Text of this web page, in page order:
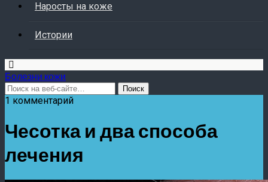
Наросты на коже
Истории
Болезни кожи
1 комментарий
Чесотка и два способа
лечения